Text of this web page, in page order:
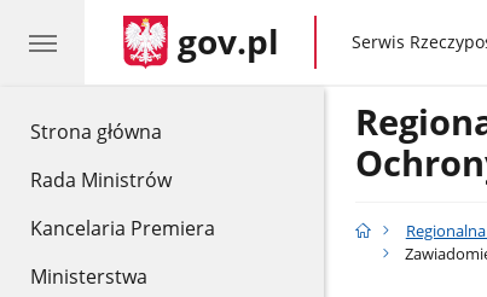
Strona główna
Rada Ministrów
Kancelaria Premiera
Ministerstwa
gov.pl gov.pl
Serwis